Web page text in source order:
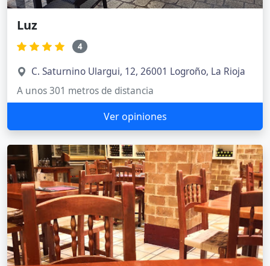
Luz
4
C. Saturnino Ulargui, 12, 26001 Logroño, La Rioja
A unos 301 metros de distancia
Ver opiniones